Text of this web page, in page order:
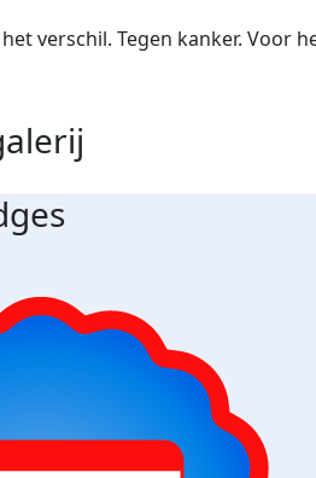
verschil. Tegen kanker. Voor